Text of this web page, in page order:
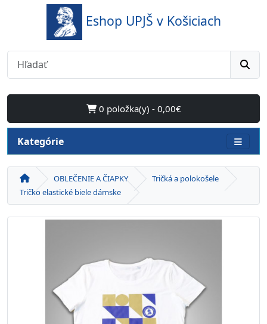
Eshop UPJŠ v Košiciach
0 položka(y) - 0,00€
Kategórie
OBLEČENIE A ČIAPKY
Tričká a polokošele
Tričko elastické biele dámske